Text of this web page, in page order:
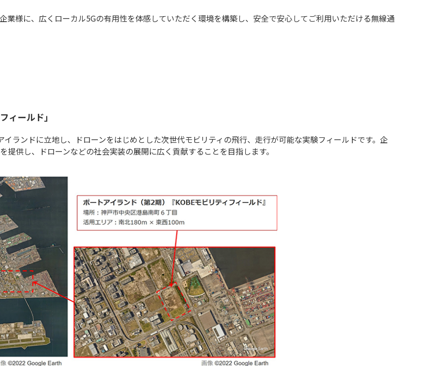
業様に、広くローカル5Gの有用性を体感していただく環境を構築し、安全で安心してご利用いただける無線通
ィールド」
イランドに立地し、ドローンをはじめとした次世代モビリティの飛行、走行が可能な実験フィールドです。企
供し、ドローンなどの社会実装の展開に広く貢献することを目指します。